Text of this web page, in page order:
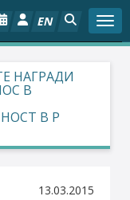
EN
НАГРАДИ
В
В Р
13.03.2015